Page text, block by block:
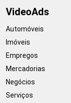
VideoAds
Automóveis
Imóveis
Empregos
Mercadorias
Negócios
Serviços